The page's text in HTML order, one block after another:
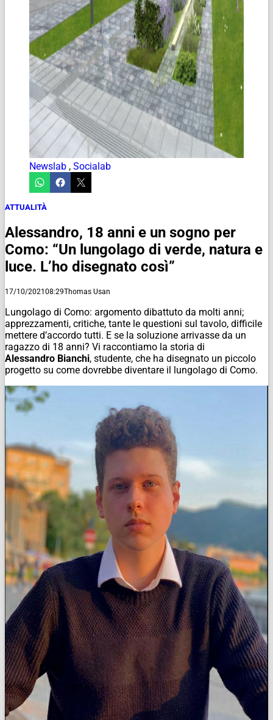
Newslab , Socialab
ATTUALITÀ
Alessandro, 18 anni e un sogno per
Como: “Un lungolago di verde, natura e
luce. L’ho disegnato così”
17/10/202108:29Thomas Usan
Lungolago di Como: argomento dibattuto da molti anni;
apprezzamenti, critiche, tante le questioni sul tavolo, difficile
mettere d’accordo tutti. E se la soluzione arrivasse da un
ragazzo di 18 anni? Vi raccontiamo la storia di
Alessandro Bianchi, studente, che ha disegnato un piccolo
progetto su come dovrebbe diventare il lungolago di Como.